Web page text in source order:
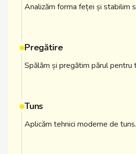
Analizăm forma feței și stabilim
Pregătire
Spălăm și pregătim părul pentru
Tuns
Aplicăm tehnici moderne de tuns.